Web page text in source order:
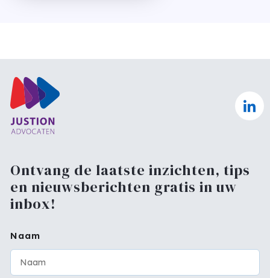
Ontvang de laatste inzichten, tips
en nieuwsberichten gratis in uw
inbox!
Naam